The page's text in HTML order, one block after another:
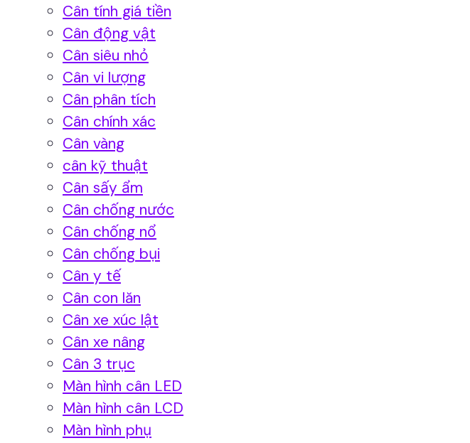
Cân tính giá tiền
Cân động vật
Cân siêu nhỏ
Cân vi lượng
Cân phân tích
Cân chính xác
Cân vàng
cân kỹ thuật
Cân sấy ẩm
Cân chống nước
Cân chống nổ
Cân chống bụi
Cân y tế
Cân con lăn
Cân xe xúc lật
Cân xe nâng
Cân 3 trục
Màn hình cân LED
Màn hình cân LCD
Màn hình phụ